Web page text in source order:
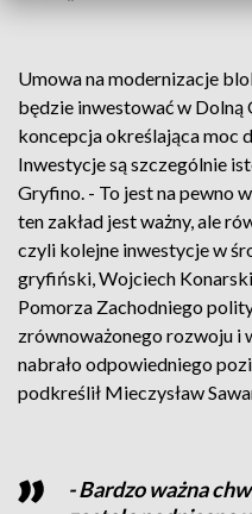
Umowa na modernizacje
będzie inwestować w Dolną
koncepcja określająca moc
Inwestycje są szczególnie
Gryfino. - To jest na pewno
ten zakład jest ważny, ale
czyli kolejne inwestycje w
gryfiński, Wojciech
Pomorza Zachodniego
zrównoważonego rozwoju i
nabrało odpowiedniego
podkreślił Mieczysław
- Bardzo ważna